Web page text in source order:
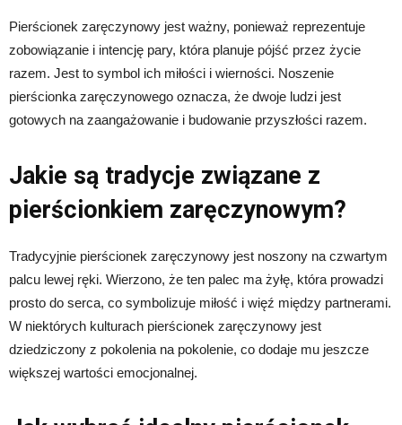
Pierścionek zaręczynowy jest ważny, ponieważ reprezentuje
zobowiązanie i intencję pary, która planuje pójść przez życie
razem. Jest to symbol ich miłości i wierności. Noszenie
pierścionka zaręczynowego oznacza, że dwoje ludzi jest
gotowych na zaangażowanie i budowanie przyszłości razem.
Jakie są tradycje związane z
pierścionkiem zaręczynowym?
Tradycyjnie pierścionek zaręczynowy jest noszony na czwartym
palcu lewej ręki. Wierzono, że ten palec ma żyłę, która prowadzi
prosto do serca, co symbolizuje miłość i więź między partnerami.
W niektórych kulturach pierścionek zaręczynowy jest
dziedziczony z pokolenia na pokolenie, co dodaje mu jeszcze
większej wartości emocjonalnej.